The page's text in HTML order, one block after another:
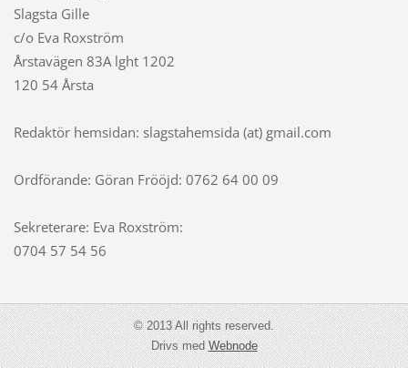
Slagsta Gille
c/o Eva Roxström
Årstavägen 83A lght 1202
120 54 Årsta
Redaktör hemsidan: slagstahemsida (at) gmail.com
Ordförande: Göran Frööjd: 0762 64 00 09
Sekreterare: Eva Roxström:
0704 57 54 56
© 2013 All rights reserved.
Drivs medWebnode